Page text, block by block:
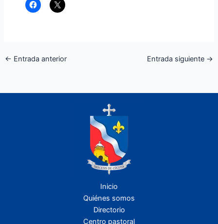
← Entrada anterior Entrada siguiente →
Inicio
Quiénes somos
Directorio
Centro pastoral